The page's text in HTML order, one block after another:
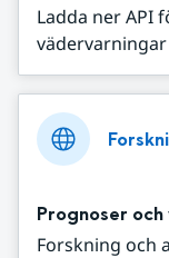
Ladda ner API
vädervarningar
Prognoser
Forskning och